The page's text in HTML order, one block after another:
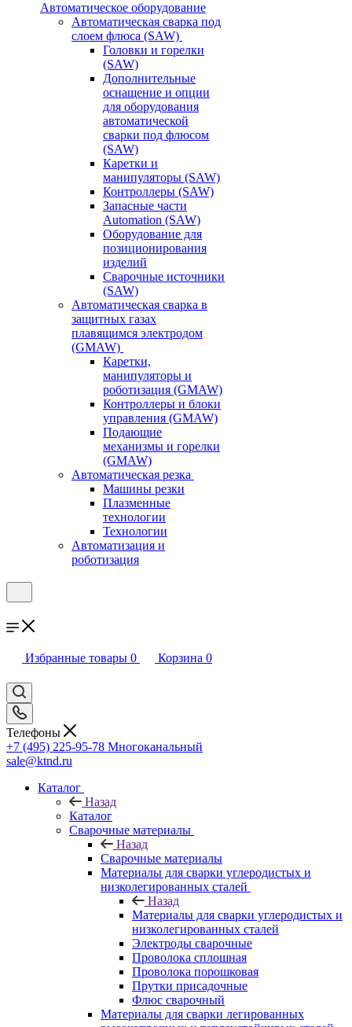
Автоматическое оборудование
Автоматическая сварка под
слоем флюса (SAW)
Головки и горелки
(SAW)
Дополнительные
оснащение и опции
для оборудования
автоматической
сварки под флюсом
(SAW)
Каретки и
манипуляторы (SAW)
Контроллеры (SAW)
Запасные части
Automation (SAW)
Оборудование для
позиционирования
изделий
Сварочные источники
(SAW)
Автоматическая сварка в
защитных газах
плавящимся электродом
(GMAW)
Каретки,
манипуляторы и
роботизация (GMAW)
Контроллеры и блоки
управления (GMAW)
Подающие
механизмы и горелки
(GMAW)
Автоматическая резка
Машины резки
Плазменные
технологии
Технологии
Автоматизация и
роботизация
Избранные товары 0 Корзина 0
Телефоны
+7 (495) 225-95-78 Многоканальный
sale@ktnd.ru
Каталог
Назад
Каталог
Сварочные материалы
Назад
Сварочные материалы
Материалы для сварки углеродистых и
низколегированных сталей
Назад
Материалы для сварки углеродистых и
низколегированных сталей
Электроды сварочные
Проволока сплошная
Проволока порошковая
Прутки присадочные
Флюс сварочный
Материалы для сварки легированных